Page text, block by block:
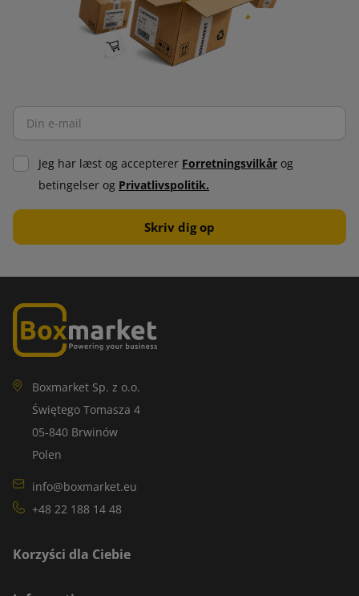
Jeg har læst og accepterer Forretningsvilkår og
betingelser og Privatlivspolitik.
Boxmarket Sp. z o.o.
Świętego Tomasza 4
05-840 Brwinów
Polen
info@boxmarket.eu
+48 22 188 14 48
Korzyści dla Ciebie